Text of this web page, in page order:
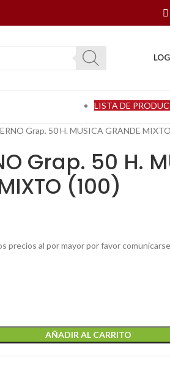
LISTA DE
Grap. 50 H. MUSICA GRANDE
Grap. 50 H.
(100)
precios al por mayor por favor
AÑADIR AL CARRITO